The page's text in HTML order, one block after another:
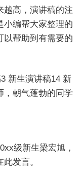
越高，演讲稿的注
小编帮大家整理的
以帮助到有需要的
，朝气蓬勃的同学
级新生梁宏旭，
发言。
新生演讲稿14 新